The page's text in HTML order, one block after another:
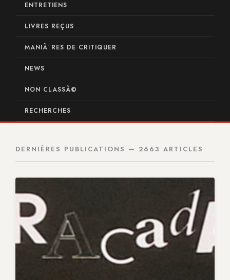
ENTRETIENS
LIVRES REÇUS
MANIÃ¨RES DE CRITIQUER
NEWS
NON CLASSÃ©
RECHERCHES
DERNIÈRES PUBLICATIONS — 2663 ARTICLES